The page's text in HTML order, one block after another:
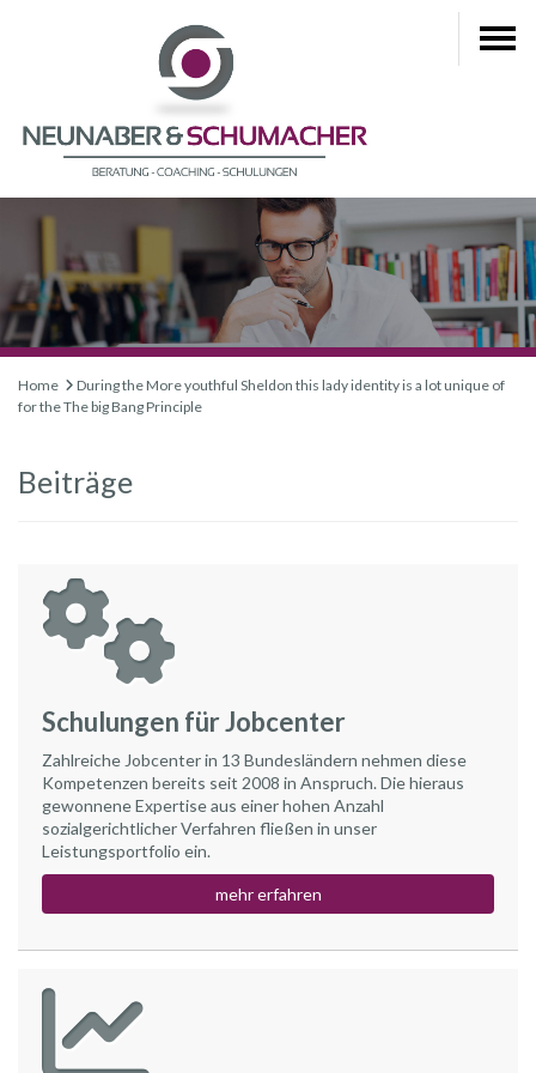
Home
During the More youthful Sheldon this lady identity is a lot unique of
for the The big Bang Principle
Beiträge
Schulungen für Jobcenter
Zahlreiche Jobcenter in 13 Bundesländern nehmen diese
Kompetenzen bereits seit 2008 in Anspruch. Die hieraus
gewonnene Expertise aus einer hohen Anzahl
sozialgerichtlicher Verfahren fließen in unser
Leistungsportfolio ein.
mehr erfahren